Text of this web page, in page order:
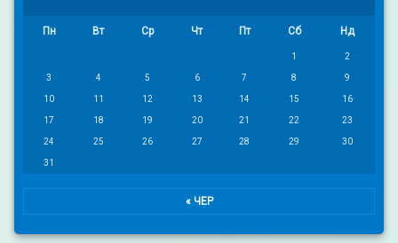
Пн Вт Ср Чт Пт Сб Нд
1 2
3 4 5 6 7 8 9
10 11 12 13 14 15 16
17 18 19 20 21 22 23
24 25 26 27 28 29 30
31
« ЧЕР